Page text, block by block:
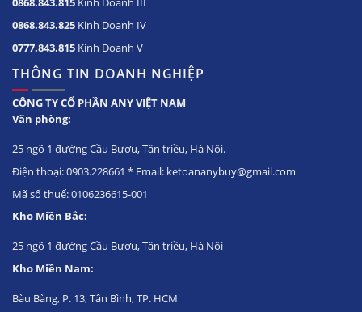
0868.843.825 Kinh Doanh IV
0777.843.815 Kinh Doanh V
THÔNG TIN DOANH NGHIỆP
CÔNG TY CỔ PHẦN ANY VIỆT NAM
Văn phòng:
25 ngõ 1 đường Cầu Bươu, Tân triều, Hà Nội.
Điện thoại: 0903.228661 * Email: ketoananybuy@gmail.com
Mã số thuế: 0106236615-001
Kho Miền Bắc:
25 ngõ 1 đường Cầu Bươu, Tân triều, Hà Nội
Kho Miền Nam:
Bàu Bàng, P. 13, Tân Bình, TP. HCM